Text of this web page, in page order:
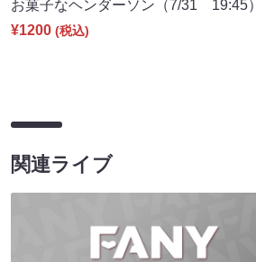
お菓子なヘンダーソン（7/31 19:45）
¥1200 (税込)
関連ライブ